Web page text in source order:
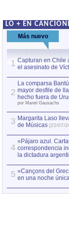
LO + EN
Más nuevo
1 Capturan en Chile
el asesinato de
2
La comparsa
mayor desfile de
hecho fuera de
por Manel Gausachs
3 Margarita Laso
de Músicas [22/07/
4
«Pájaro azul.
correspondencia
la dictadura
5 «Cançons del
en una noche